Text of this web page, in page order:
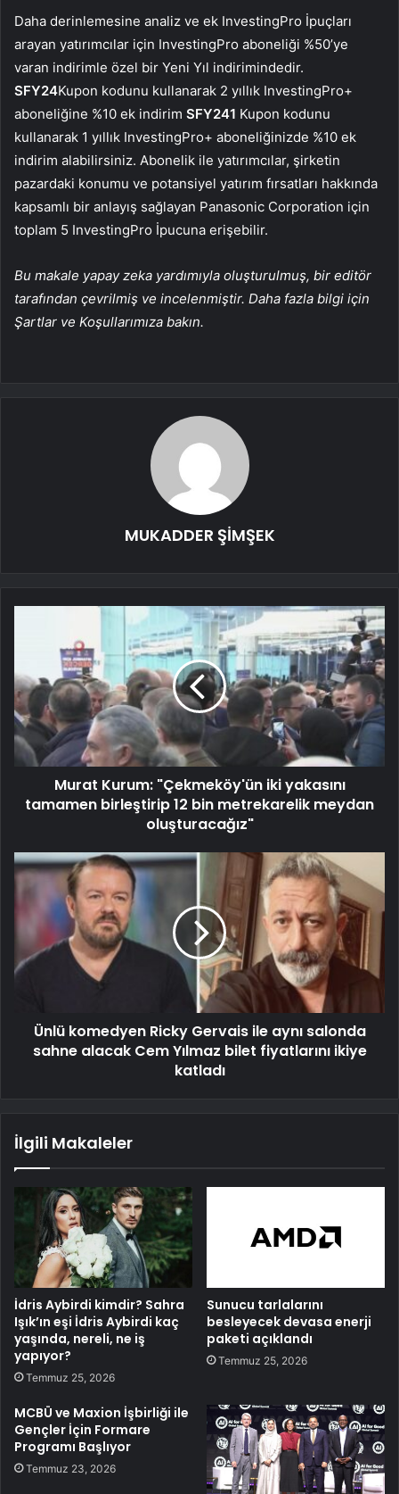
Daha derinlemesine analiz ve ek InvestingPro İpuçları
arayan yatırımcılar için InvestingPro aboneliği %50’ye
varan indirimle özel bir Yeni Yıl indirimindedir.
SFY24Kupon kodunu kullanarak 2 yıllık InvestingPro+
aboneliğine %10 ek indirim SFY241 Kupon kodunu
kullanarak 1 yıllık InvestingPro+ aboneliğinizde %10 ek
indirim alabilirsiniz. Abonelik ile yatırımcılar, şirketin
pazardaki konumu ve potansiyel yatırım fırsatları hakkında
kapsamlı bir anlayış sağlayan Panasonic Corporation için
toplam 5 InvestingPro İpucuna erişebilir.
Bu makale yapay zeka yardımıyla oluşturulmuş, bir editör
tarafından çevrilmiş ve incelenmiştir. Daha fazla bilgi için
Şartlar ve Koşullarımıza bakın.
MUKADDER ŞİMŞEK
Murat Kurum: "Çekmeköy'ün iki yakasını
tamamen birleştirip 12 bin metrekarelik meydan
oluşturacağız"
Ünlü komedyen Ricky Gervais ile aynı salonda
sahne alacak Cem Yılmaz bilet fiyatlarını ikiye
katladı
İlgili Makaleler
İdris Aybirdi kimdir? Sahra
Işık’ın eşi İdris Aybirdi kaç
yaşında, nereli, ne iş
yapıyor?
Temmuz 25, 2026
Sunucu tarlalarını
besleyecek devasa enerji
paketi açıklandı
Temmuz 25, 2026
MCBÜ ve Maxion İşbirliği ile
Gençler İçin Formare
Programı Başlıyor
Temmuz 23, 2026